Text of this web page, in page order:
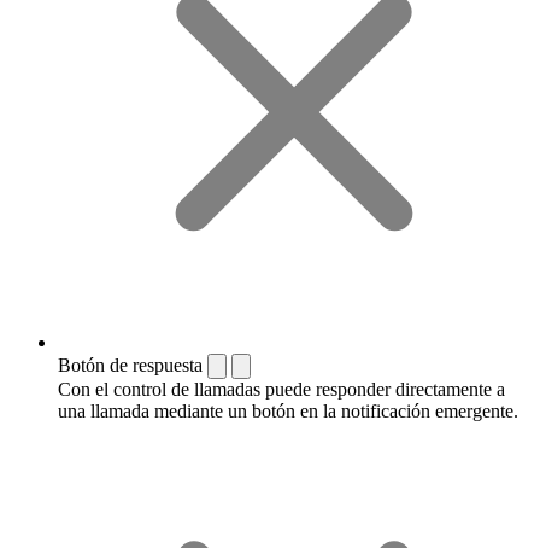
Botón de respuesta
Con el control de llamadas puede responder directamente a
una llamada mediante un botón en la notificación emergente.